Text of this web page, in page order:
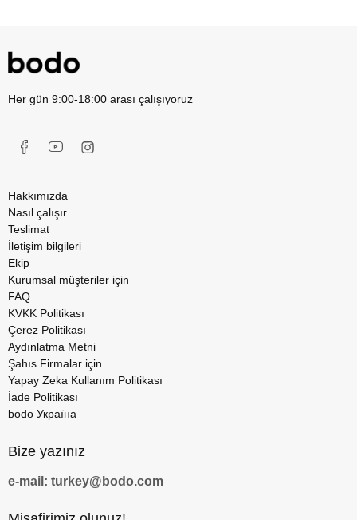
Her gün 9:00-18:00 arası çalışıyoruz
Hakkımızda
Nasıl çalışır
Teslimat
İletişim bilgileri
Ekip
Kurumsal müşteriler için
FAQ
KVKK Politikası
Çerez Politikası
Aydınlatma Metni
Şahıs Firmalar için
Yapay Zeka Kullanım Politikası
İade Politikası
bodo Україна
Bize yazınız
e-mail: turkey@bodo.com